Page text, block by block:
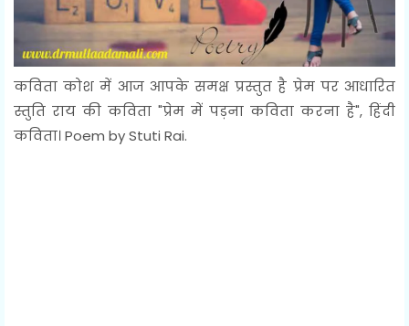
कविता कोश में आज आपके समक्ष प्रस्तुत है प्रेम पर आधारित
स्तुति राय की कविता "प्रेम में पड़ना कविता करना है", हिंदी
कविता। Poem by Stuti Rai.